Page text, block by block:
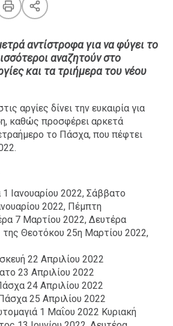
LOL
αντίστροφα για να φύγει το
αναζητούν στο
και τα τριήμερα του νέου
αργίες δίνει την ευκαιρία για
καθώς προσφέρει αρκετά
το Πάσχα, που πέφτει
Ιανουαρίου 2022, Σάββατο
2022, Πέμπτη
7 Μαρτίου 2022, Δευτέρα
της Θεοτόκου 25η Μαρτίου 2022,
22 Απριλίου 2022
23 Απριλίου 2022
24 Απριλίου 2022
25 Απριλίου 2022
1 Μαΐου 2022 Κυριακή